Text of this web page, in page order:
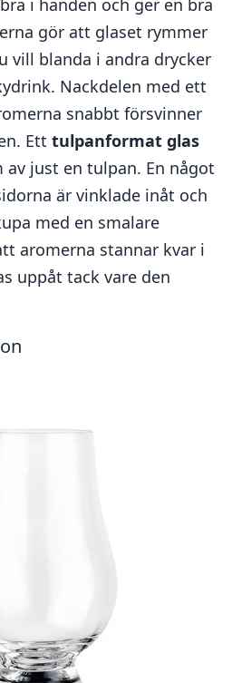
i handen och ger en bra
gör att glaset rymmer
vill blanda i andra drycker
Nackdelen med ett
snabbt försvinner
Ett tulpanformat glas
just en tulpan. En något
är vinklade inåt och
med en smalare
aromerna stannar kvar i
uppåt tack vare den